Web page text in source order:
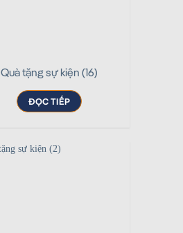
Quà tặng sự kiện (16)
ĐỌC TIẾP